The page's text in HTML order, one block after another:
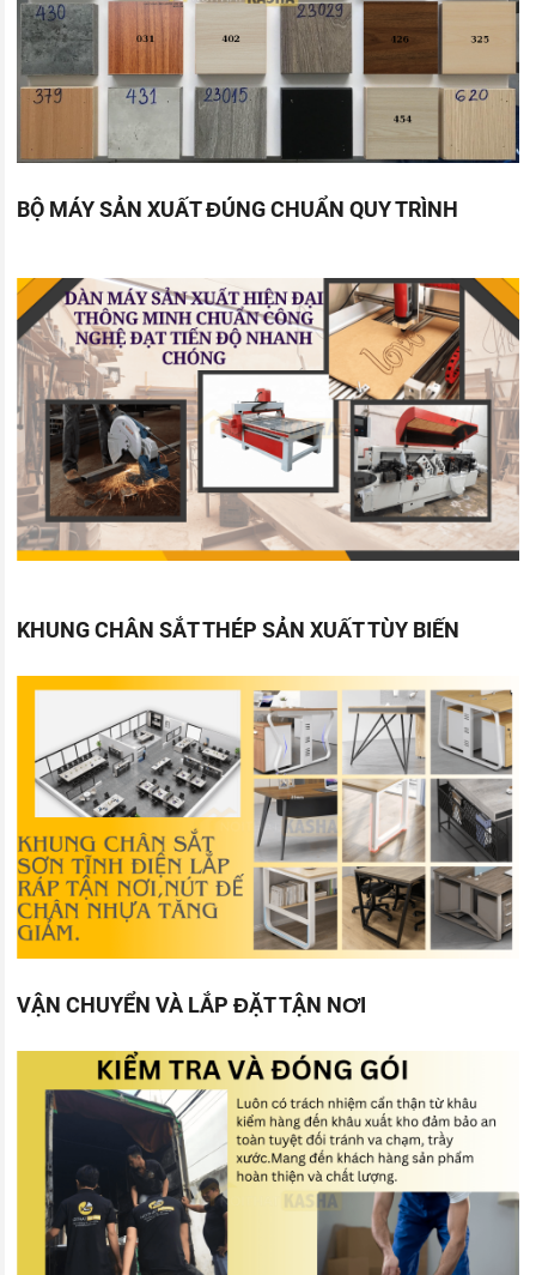
BỘ MÁY SẢN XUẤT ĐÚNG CHUẨN QUY TRÌNH
KHUNG CHÂN SẮT THÉP SẢN XUẤT TÙY BIẾN
VẬN CHUYỂN VÀ LẮP ĐẶT TẬN NƠI